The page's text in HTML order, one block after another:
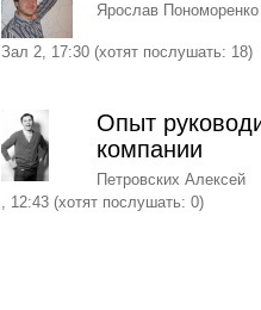
Ярослав Пономоренко
Зал 2, 17:30 (хотят послушать: 18)
Опыт
компании
Петровских Алексей
, 12:43 (хотят послушать: 0)